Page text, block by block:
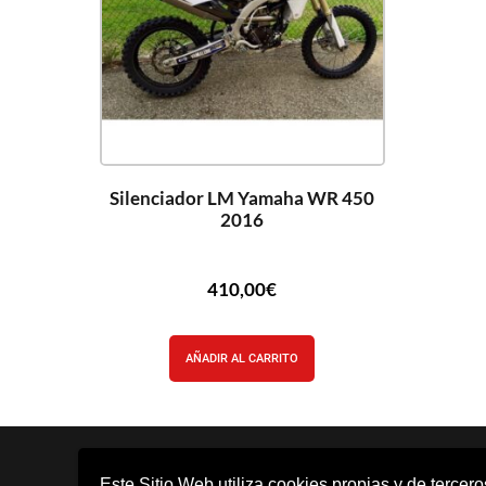
Silenciador LM Yamaha WR 450
2016
410,00€
AÑADIR AL CARRITO